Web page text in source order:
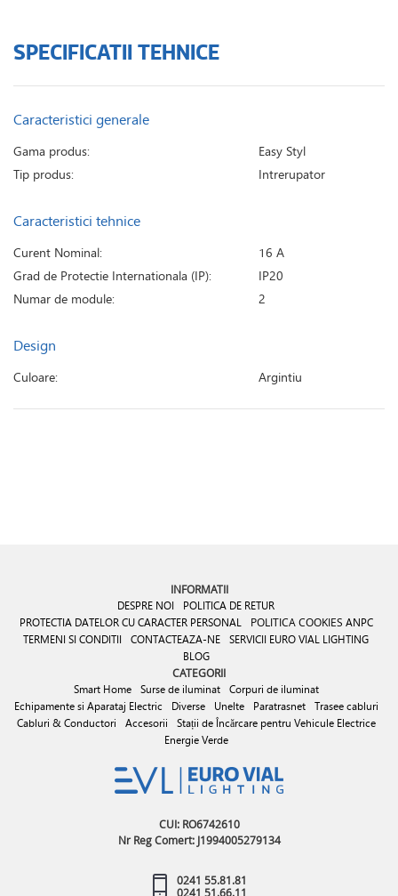
SPECIFICATII TEHNICE
Caracteristici generale
Gama produs:
Easy Styl
Tip produs:
Intrerupator
Caracteristici tehnice
Curent Nominal:
16 A
Grad de Protectie Internationala (IP):
IP20
Numar de module:
2
Design
Culoare: Argintiu
INFORMATII
DESPRE NOI
POLITICA DE RETUR
PROTECTIA DATELOR CU CARACTER PERSONAL
POLITICA COOKIES ANPC
TERMENI SI CONDITII
CONTACTEAZA-NE SERVICII EURO VIAL LIGHTING
BLOG
CATEGORII
Smart Home Surse de iluminat
Corpuri de iluminat
Echipamente si Aparataj Electric
Diverse Unelte Paratrasnet
Trasee cabluri
Cabluri & Conductori
Accesorii
Stații de Încărcare pentru Vehicule Electrice
Energie Verde
CUI: RO6742610
Nr Reg Comert: J1994005279134
0241 55.81.81
0241 51.66.11